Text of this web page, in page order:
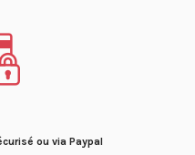
ou via Paypal